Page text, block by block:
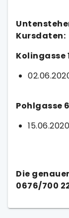
Kursdaten:
Kolingasse
Pohlgasse
Die
0676/700